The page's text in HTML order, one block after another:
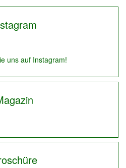
uns auf Instagram!